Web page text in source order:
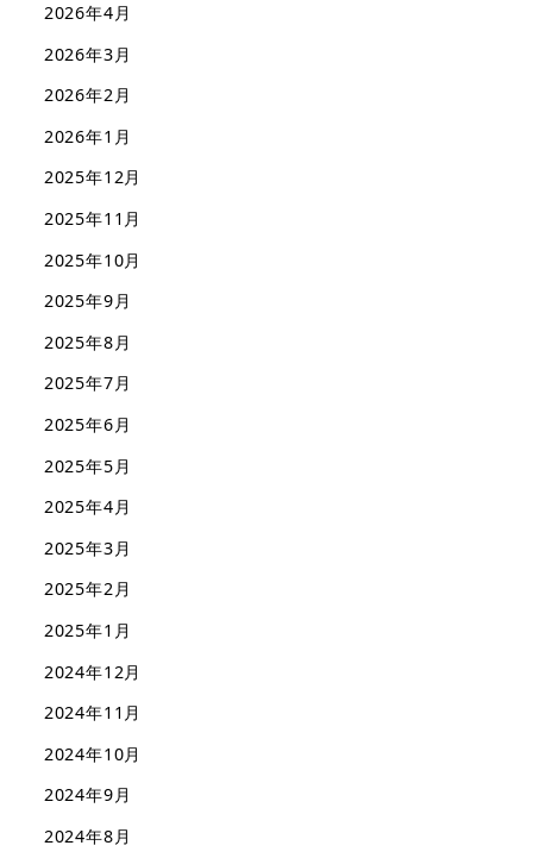
2026年4月
2026年3月
2026年2月
2026年1月
2025年12月
2025年11月
2025年10月
2025年9月
2025年8月
2025年7月
2025年6月
2025年5月
2025年4月
2025年3月
2025年2月
2025年1月
2024年12月
2024年11月
2024年10月
2024年9月
2024年8月